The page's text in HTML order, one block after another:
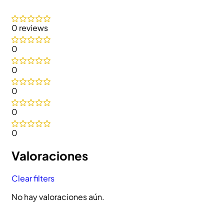
0 reviews
0
0
0
0
0
Valoraciones
Clear filters
No hay valoraciones aún.